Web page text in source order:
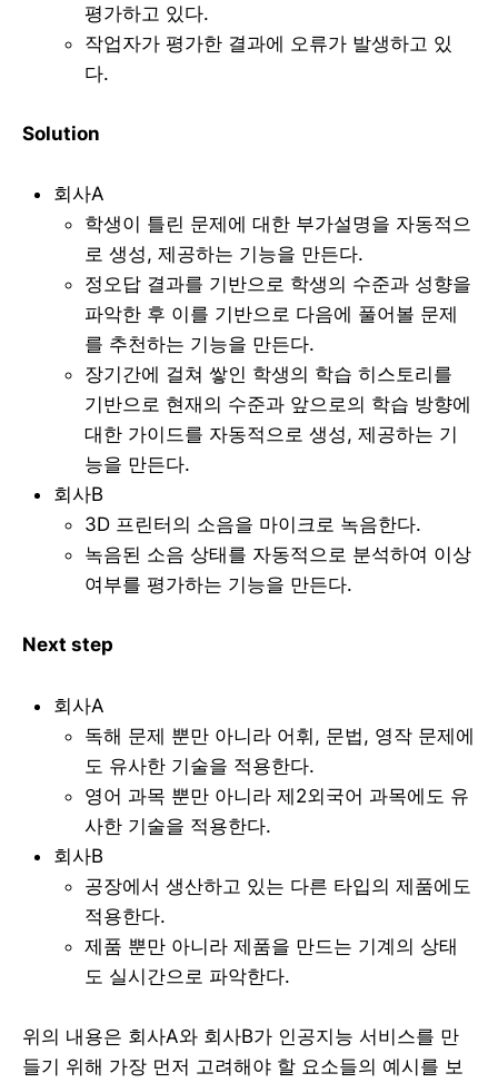
평가하고 있다.
작업자가 평가한 결과에 오류가 발생하고 있
다.
Solution
회사A
학생이 틀린 문제에 대한 부가설명을 자동적으
로 생성, 제공하는 기능을 만든다.
정오답 결과를 기반으로 학생의 수준과 성향을
파악한 후 이를 기반으로 다음에 풀어볼 문제
를 추천하는 기능을 만든다.
장기간에 걸쳐 쌓인 학생의 학습 히스토리를
기반으로 현재의 수준과 앞으로의 학습 방향에
대한 가이드를 자동적으로 생성, 제공하는 기
능을 만든다.
회사B
3D 프린터의 소음을 마이크로 녹음한다.
녹음된 소음 상태를 자동적으로 분석하여 이상
여부를 평가하는 기능을 만든다.
Next step
회사A
독해 문제 뿐만 아니라 어휘, 문법, 영작 문제에
도 유사한 기술을 적용한다.
영어 과목 뿐만 아니라 제2외국어 과목에도 유
사한 기술을 적용한다.
회사B
공장에서 생산하고 있는 다른 타입의 제품에도
적용한다.
제품 뿐만 아니라 제품을 만드는 기계의 상태
도 실시간으로 파악한다.
위의 내용은 회사A와 회사B가 인공지능 서비스를 만
들기 위해 가장 먼저 고려해야 할 요소들의 예시를 보